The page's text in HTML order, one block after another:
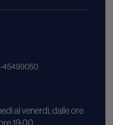
45499050
al venerdì, dalle ore
19:00